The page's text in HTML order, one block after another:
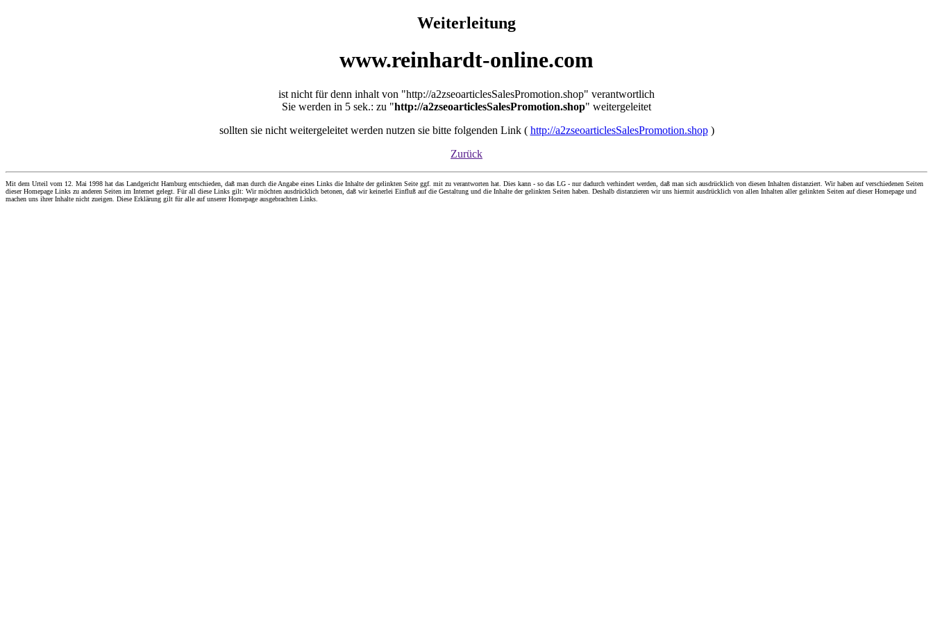
Weiterleitung
www.reinhardt-online.com
ist nicht für denn inhalt von "http://a2zseoarticlesSalesPromotion.shop" verantwortlich
Sie werden in 5 sek.: zu "http://a2zseoarticlesSalesPromotion.shop" weitergeleitet
sollten sie nicht weitergeleitet werden nutzen sie bitte folgenden Link ( http://a2zseoarticlesSalesPromotion.shop)
Zurück
Mit dem Urteil vom 12. Mai 1998 hat das Landgericht Hamburg entschieden, daß man durch die Angabe eines Links die Inhalte der gelinkten Seite ggf. mit zu verantworten hat. Dies kann - so das LG - nur dadurch verhindert werden, daß man sich ausdrücklich von diesen Inhalten distanziert. Wir haben auf verschiedenen Seiten
dieser Homepage Links zu anderen Seiten im Internet gelegt. Für all diese Links gilt: Wir möchten ausdrücklich betonen, daß wir keinerlei Einfluß auf die Gestaltung und die Inhalte der gelinkten Seiten haben. Deshalb distanzieren wir uns hiermit ausdrücklich von allen Inhalten aller gelinkten Seiten auf dieser Homepage und
machen uns ihrer Inhalte nicht zueigen. Diese Erklärung gilt für alle auf unserer Homepage ausgebrachten Links.